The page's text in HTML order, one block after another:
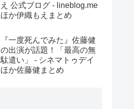
え 公式ブログ - lineblog.me
ほか伊織もえまとめ
『一度死んでみた』佐藤健
の出演が話題！「最高の無
駄遣い」 - シネマトゥデイ
ほか佐藤健まとめ